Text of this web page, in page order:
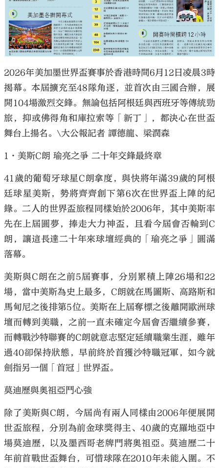
2026年美加墨世界盃賽事於香港時間6月12日凌晨3時
揭幕。本屆擴充至48隊角逐，並首次由三國合辦，展
開104場激烈交鋒。無論包括阿根廷與西班牙等傳統勁
旅，抑或佛得角和庫拉索等「新丁」，都決心在世盃
舞台上揚名。\大公報記者 譚德龍、梁潤森
1·美斯C朗 瑜亮之爭 二十年交鋒最終章
41歲的葡萄牙球星C朗拿度，與快將年滿39歲的阿根
廷球星美斯，勢將齊齊創下第6次在世界盃上陣的紀
錄。二人的世界盃旅程同樣始於2006年，其中美斯率
先在上屆圓夢，捧走大力神盃，且看今屆會否輪到C
朗，讓這長達二十年來球壇經典的「瑜亮之爭」圓滿
落幕。
美斯與C朗在之前5屆賽事，分別累積上陣26場和22
場，當中美斯為史上最多，C朗就在馬圖斯、高路斯和
馬甸尼之後排第5位。美斯在上屆奪標之後離開歐洲球
壇而轉到美職，之前一直未確定今屆會否繼續參賽，
而轉戰沙特聯賽的C朗就意志堅定延續職業生涯，雖年
過40卻保持狀態，早前終於首獲沙特職冠軍，如今就
劍指另一個「首冠」世界盃。
莫迪歷與奧祖亞鬥心強
除了美斯與C朗，今屆尚有兩人同樣由2006年便展開
世盃旅程，分別為前金球獎得主、40歲的克羅地亞中
場莫迪歷，以及墨西哥老牌門將奧祖亞。莫迪歷二十
年前首戰世盃舞台，可惜球隊在2010年未能入圍。不